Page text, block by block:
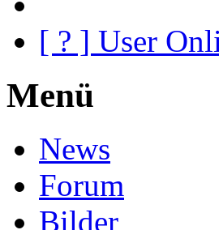
[ ? ] User
Menü
News
Forum
Bilder